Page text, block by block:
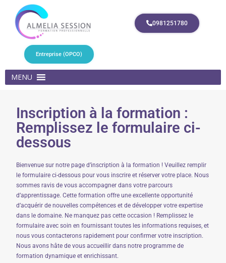
0981251780
Entreprise (OPCO)
MENU
Inscription à la formation :
Remplissez le formulaire ci-
dessous
Bienvenue sur notre page d’inscription à la formation ! Veuillez remplir
le formulaire ci-dessous pour vous inscrire et réserver votre place. Nous
sommes ravis de vous accompagner dans votre parcours
d’apprentissage. Cette formation offre une excellente opportunité
d’acquérir de nouvelles compétences et de développer votre expertise
dans le domaine. Ne manquez pas cette occasion ! Remplissez le
formulaire avec soin en fournissant toutes les informations requises, et
nous vous contacterons rapidement pour confirmer votre inscription.
Nous avons hâte de vous accueillir dans notre programme de
formation dynamique et enrichissant.